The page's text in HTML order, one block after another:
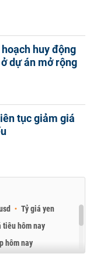
huy động
dự án mở rộng
tục giảm giá
Tỷ giá yen
tiêu hôm nay
hôm nay